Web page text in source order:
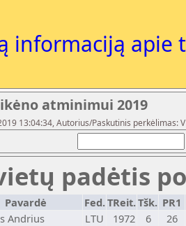
informaciją apie
atminimui 2019
13:04:34, Autorius/Paskutinis perkėlimas:
padėtis
Pavardė Fed.TReit.Tšk. PR1
Andrius LTU 1972 6
26